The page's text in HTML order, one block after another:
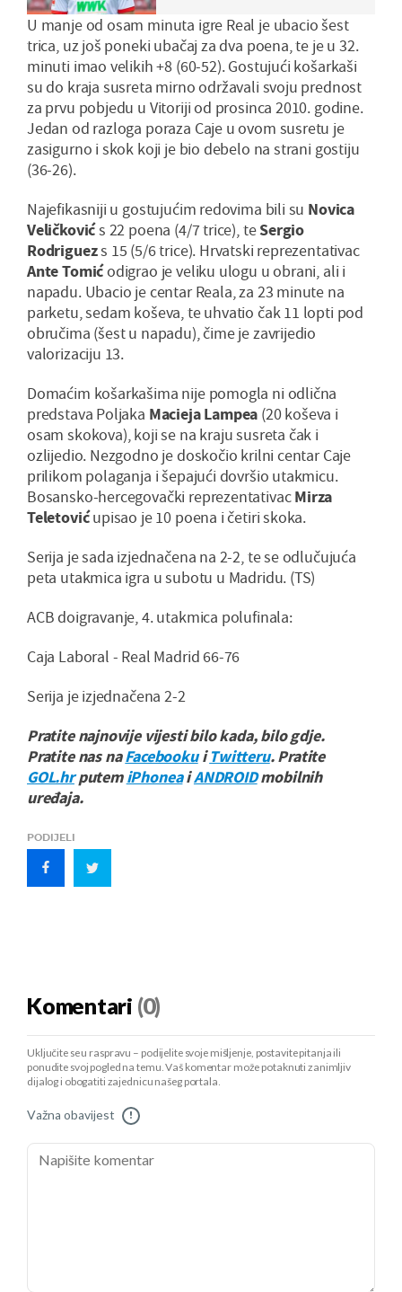
U manje od osam minuta igre Real je ubacio šest
trica, uz još poneki ubačaj za dva poena, te je u 32.
minuti imao velikih +8 (60-52). Gostujući košarkaši
su do kraja susreta mirno održavali svoju prednost
za prvu pobjedu u Vitoriji od prosinca 2010. godine.
Jedan od razloga poraza Caje u ovom susretu je
zasigurno i skok koji je bio debelo na strani gostiju
(36-26).
Najefikasniji u gostujućim redovima bili su Novica
Veličkovićs 22 poena (4/7 trice), teSergio
Rodriguezs 15 (5/6 trice). Hrvatski reprezentativac
Ante Tomićodigrao je veliku ulogu u obrani, ali i
napadu. Ubacio je centar Reala, za 23 minute na
parketu, sedam koševa, te uhvatio čak 11 lopti pod
obručima (šest u napadu), čime je zavrijedio
valorizaciju 13.
Domaćim košarkašima nije pomogla ni odlična
predstava Poljaka Macieja Lampea (20 koševa i
osam skokova), koji se na kraju susreta čak i
ozlijedio. Nezgodno je doskočio krilni centar Caje
prilikom polaganja i šepajući dovršio utakmicu.
Bosansko-hercegovački reprezentativacMirza
Teletovićupisao je 10 poena i četiri skoka.
Serija je sada izjednačena na 2-2, te se odlučujuća
peta utakmica igra u subotu u Madridu. (TS)
ACB doigravanje, 4. utakmica polufinala:
Caja Laboral - Real Madrid 66-76
Serija je izjednačena 2-2
Pratite najnovije vijesti bilo kada, bilo gdje.
Pratite nas naFacebookuiTwitteru. Pratite
GOL.hrputemiPhoneaiANDROIDmobilnih
uređaja.
PODIJELI
Komentari (0)
Uključite se u raspravu – podijelite svoje mišljenje, postavite pitanja ili
ponudite svoj pogled na temu. Vaš komentar može potaknuti zanimljiv
dijalog i obogatiti zajednicu našeg portala.
Važna obavijest !